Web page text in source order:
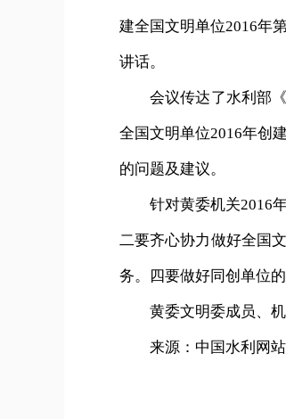
建全国文明单位2016年
讲话。
会议传达了水利部《
全国文明单位2016年创
的问题及建议。
针对黄委机关2016年
二要齐心协力做好全国
务。四要做好同创单位的
黄委文明委成员、机
来源：中国水利网站